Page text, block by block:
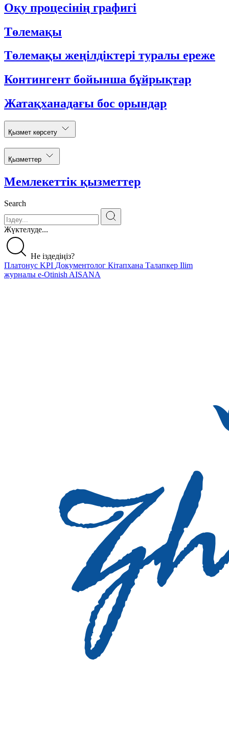
Оқу процесінің графигі
Төлемақы
Төлемақы жеңілдіктері туралы ереже
Контингент бойынша бұйрықтар
Жатақханадағы бос орындар
Қызмет көрсету
Қызметтер
Мемлекеттік қызметтер
Search
Жүктелуде...
Не іздедіңіз?
Платонус KPI Документолог Кітапхана Талапкер Ilim
журналы e-Otinish AISANA